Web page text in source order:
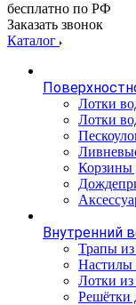
бесплатно по РФ
Заказать звонок
Каталог
Лотки
Лотки
Корзины
Внутренний
Трапы
Настилы
Лотки
Решётки